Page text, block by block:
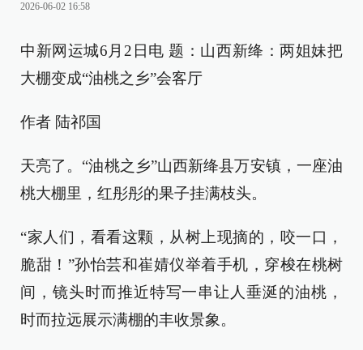
2026-06-02 16:58
中新网运城6月2日电 题：山西新绛：两姐妹把
大棚变成“油桃之乡”会客厅
作者 陆祁国
天亮了。“油桃之乡”山西新绛县万安镇，一座油
桃大棚里，红彤彤的果子挂满枝头。
“家人们，看看这颗，从树上现摘的，咬一口，
脆甜！”孙怡芸和崔婧仪举着手机，穿梭在桃树
间，镜头时而推近特写一串让人垂涎的油桃，
时而拉远展示满棚的丰收景象。